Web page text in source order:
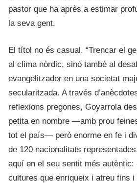
pastor que ha après a estimar
la seva gent.
El títol no és casual. “Trencar el
al clima nòrdic, sinó també al
evangelitzador en una societat
secularitzada. A través
reflexions pregones, Goyarrola
petita en nombre —amb prou
tot el país— però enorme en fe i
de 120 nacionalitats
aquí en el seu sentit més autèntic:
cultures que enriqueix i atreu fins